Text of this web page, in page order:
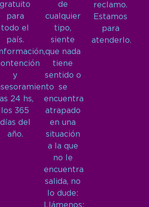
gratuito
para
todo el
país.
y
las 24 hs,
los 365
días del
año.
de
cualquier
tipo,
siente
que nada
tiene
sentido o
se
encuentra
atrapado
en una
situación
a la que
no le
encuentra
salida, no
lo dude:
Llámenos:
reclamo.
Estamos
para
atenderlo.